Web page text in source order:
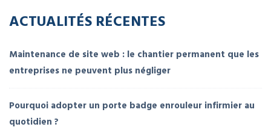
ACTUALITÉS RÉCENTES
Maintenance de site web : le chantier permanent que les
entreprises ne peuvent plus négliger
Pourquoi adopter un porte badge enrouleur infirmier au
quotidien ?